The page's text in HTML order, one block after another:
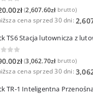
zł (2,607.60złbrutto)
cena sprzed 30 dni:
of 5
zł (3,062.70złbrutto)
cena sprzed 30 dni:
TR-1 Inteligentna